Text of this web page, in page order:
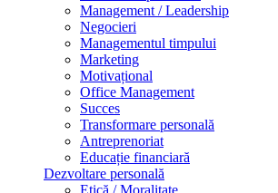
Management / Leadership
Negocieri
Managementul timpului
Marketing
Motivațional
Office Management
Succes
Transformare personală
Antreprenoriat
Educație financiară
Dezvoltare personală